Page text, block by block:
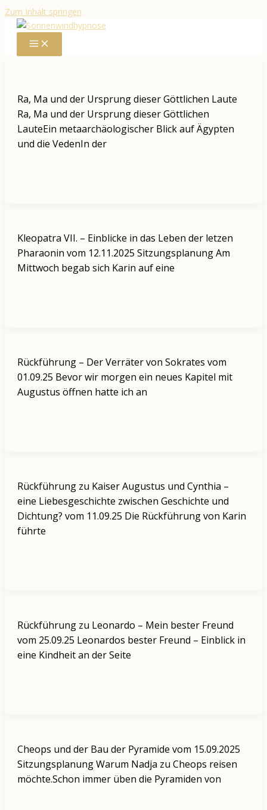
Zum Inhalt springen
Ra, Ma und der Ursprung dieser Göttlichen Laute
Ra, Ma und der Ursprung dieser Göttlichen
LauteEin metaarchäologischer Blick auf Ägypten
und die VedenIn der
Kleopatra VII. – Einblicke in das Leben der letzen
Pharaonin vom 12.11.2025 Sitzungsplanung Am
Mittwoch begab sich Karin auf eine
Rückführung – Der Verräter von Sokrates vom
01.09.25 Bevor wir morgen ein neues Kapitel mit
Augustus öffnen hatte ich an
Rückführung zu Kaiser Augustus und Cynthia –
eine Liebesgeschichte zwischen Geschichte und
Dichtung? vom 11.09.25 Die Rückführung von Karin
führte
Rückführung zu Leonardo – Mein bester Freund
vom 25.09.25 Leonardos bester Freund – Einblick in
eine Kindheit an der Seite
Cheops und der Bau der Pyramide vom 15.09.2025
Sitzungsplanung Warum Nadja zu Cheops reisen
möchte.Schon immer üben die Pyramiden von